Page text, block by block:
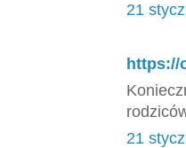
21
https://
21